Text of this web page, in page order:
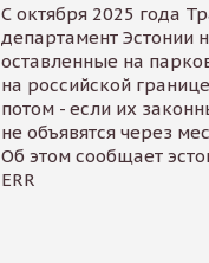
С октября 2025 года
департамент Эстонии
оставленные на
на российской
потом - если их
не объявятся через
Об этом сообщает
ERR